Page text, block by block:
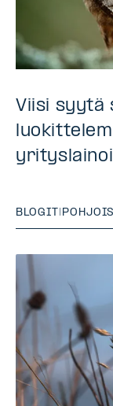
Viisi syytä
BLOGIT |